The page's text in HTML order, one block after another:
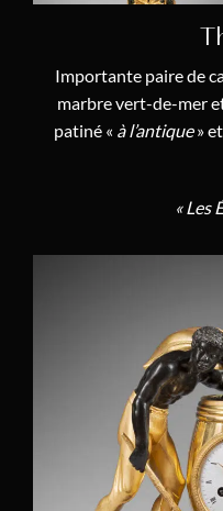
Charles-Guillaume
Dieudonné Kinable
Adam Weisweiler
Julien II Le Roy (1)
Pierre-Basile
Martin-Éloi
Antoine-Nicolas
Denis Masson (1)
Denière et Matelin
Claude Galle (5)
Importante paire de
marbre vert-de-mer
patiné « à l’antique»
« Les